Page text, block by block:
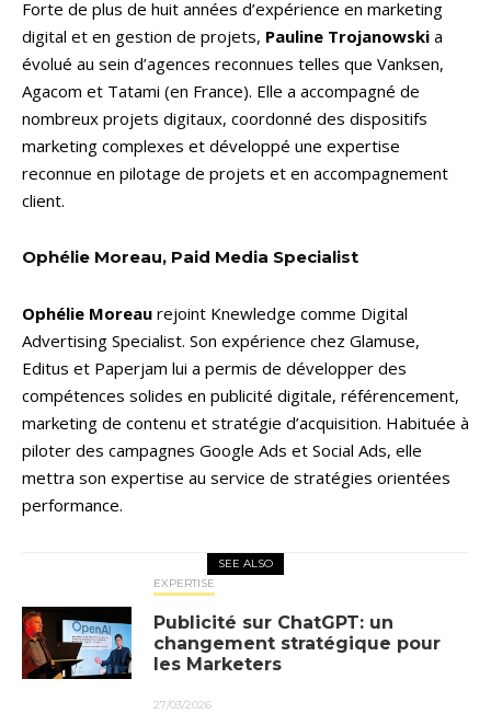
Forte de plus de huit années d’expérience en marketing
digital et en gestion de projets, Pauline Trojanowski a
évolué au sein d’agences reconnues telles que Vanksen,
Agacom et Tatami (en France). Elle a accompagné de
nombreux projets digitaux, coordonné des dispositifs
marketing complexes et développé une expertise
reconnue en pilotage de projets et en accompagnement
client.
Ophélie Moreau, Paid Media Specialist
Ophélie Moreau rejoint Knewledge comme Digital
Advertising Specialist. Son expérience chez Glamuse,
Editus et Paperjam lui a permis de développer des
compétences solides en publicité digitale, référencement,
marketing de contenu et stratégie d’acquisition. Habituée à
piloter des campagnes Google Ads et Social Ads, elle
mettra son expertise au service de stratégies orientées
performance.
SEE ALSO
EXPERTISE
Publicité sur ChatGPT: un
changement stratégique pour
les Marketers
27/03/2026